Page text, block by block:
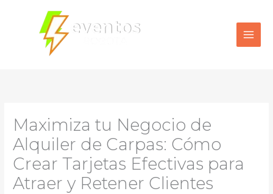
contenido
Maximiza tu Negocio de
Alquiler de Carpas: Cómo
Crear Tarjetas Efectivas para
Atraer y Retener Clientes